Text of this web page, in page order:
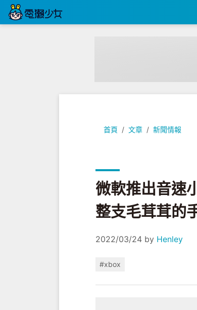
首頁 文章 新聞情報
微軟推出音速小子同款
微軟推出音速
整支毛茸茸的
2022/03/24 by Henley
#xbox